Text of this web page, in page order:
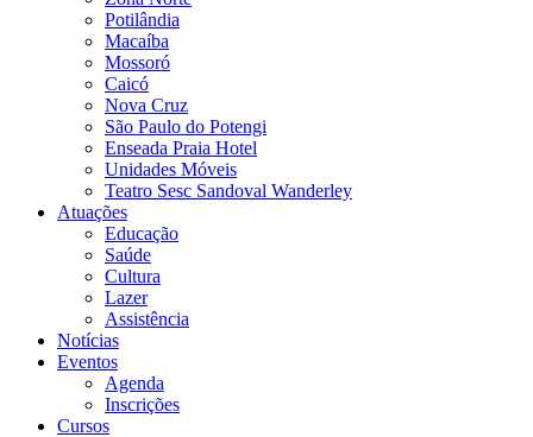
Potilândia
Macaíba
Mossoró
Caicó
Nova Cruz
São Paulo do Potengi
Enseada Praia Hotel
Unidades Móveis
Teatro Sesc Sandoval Wanderley
Atuações
Educação
Saúde
Cultura
Lazer
Assistência
Notícias
Eventos
Agenda
Inscrições
Cursos